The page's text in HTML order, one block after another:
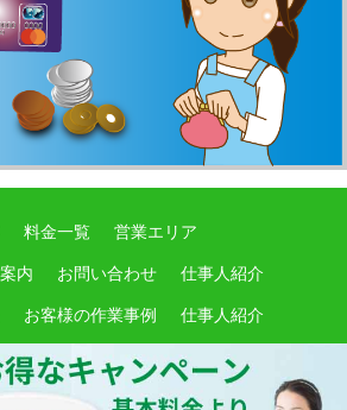
料金一覧 営業エリア
内 お問い合わせ 仕事人紹介
お客様の作業事例 仕事人紹介